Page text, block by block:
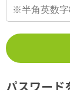
パスワード